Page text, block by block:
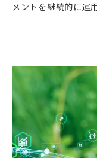
メントを継続的に運